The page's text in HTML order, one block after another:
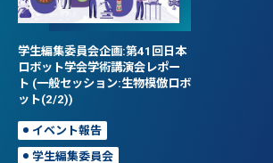
学生編集委員会企画:第41回日本
ロボット学会学術講演会レポー
ト (一般セッション:生物模倣ロボ
ット(2/2))
イベント報告
学生編集委員会